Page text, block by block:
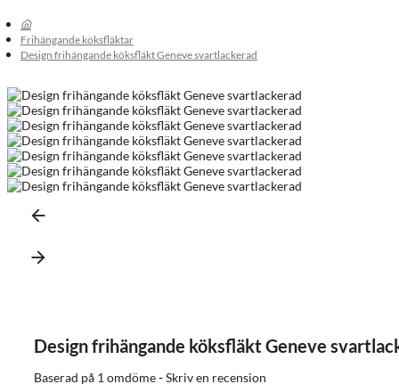
Frihängande köksfläktar
Design frihängande köksfläkt Geneve svartlackerad
Design frihängande köksfläkt Geneve
Baserad på 1 omdöme-Skriv en recension